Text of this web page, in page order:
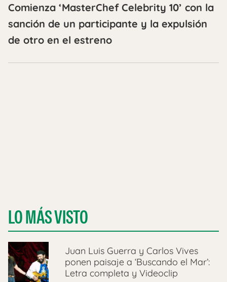
Comienza ‘MasterChef Celebrity 10’ con la
sanción de un participante y la expulsión
de otro en el estreno
LO MÁS VISTO
Juan Luis Guerra y Carlos Vives
ponen paisaje a ‘Buscando el Mar’:
Letra completa y Videoclip